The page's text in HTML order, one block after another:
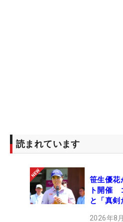
読まれています
笹生優花
ト開催
と「真剣
2026年8